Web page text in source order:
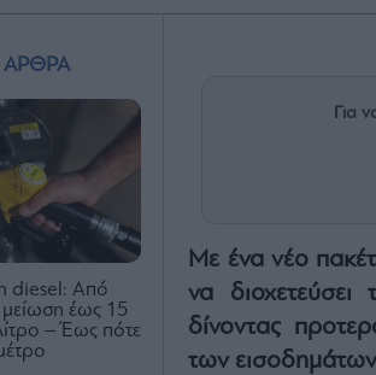
ΑΡΘΡΑ
diesel: Από
έως 15
– Έως πότε
Για
Με ένα νέο
να
δίνοντας
των εισοδημάτων